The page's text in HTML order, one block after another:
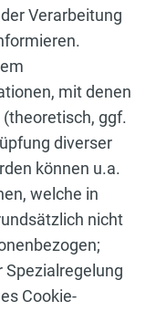
Verarbeitung
mit denen
ggf.
diverser
können u.a.
welche in
nicht
Spezialregelung
Cookie-